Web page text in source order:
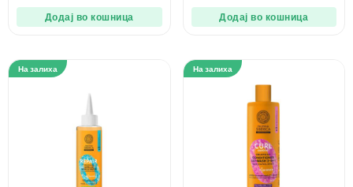
Додај во кошница Додај во кошница
На залиха На залиха